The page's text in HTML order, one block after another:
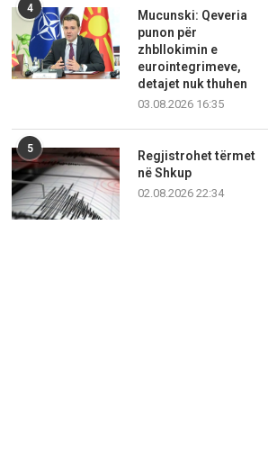
4
Mucunski: Qeveria
punon për
zhbllokimin e
eurointegrimeve,
detajet nuk thuhen
03.08.2026 16:35
5
Regjistrohet tërmet
në Shkup
02.08.2026 22:34